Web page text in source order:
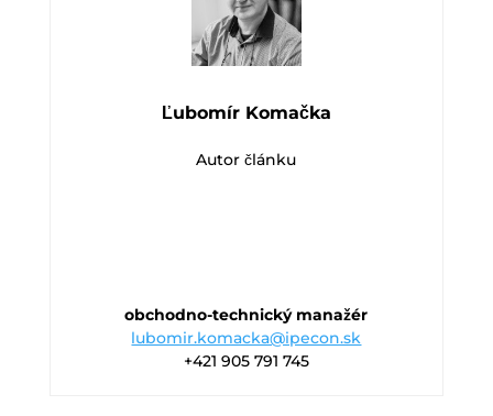
Ľubomír Komačka
Autor článku
obchodno-technický manažér
lubomir.komacka@ipecon.sk
+421 905 791 745